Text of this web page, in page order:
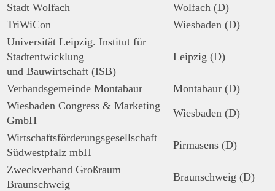
Stadt Wolfach
Wolfach (D)
TriWiCon
Wiesbaden (D)
Universität Leipzig. Institut für
Stadtentwicklung
und Bauwirtschaft (ISB)
Leipzig (D)
Verbandsgemeinde Montabaur
Montabaur (D)
Wiesbaden Congress & Marketing
GmbH
Wiesbaden (D)
Wirtschaftsförderungsgesellschaft
Südwestpfalz mbH
Pirmasens (D)
Zweckverband Großraum
Braunschweig
Braunschweig (D)